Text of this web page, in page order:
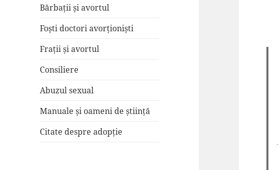
Bărbații și avortul
Foști doctori avorționiști
Frații și avortul
Consiliere
Abuzul sexual
Manuale și oameni de știință
Citate despre adopție